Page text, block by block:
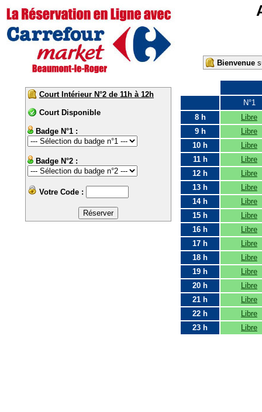
Bienvenue
Court Intérieur N°2 de 11h à 12h
Court Disponible
Badge N°1 :
Badge N°2 :
Votre Code :
N°1
8 h
Libre
9 h
Libre
10 h
Libre
11 h
Libre
12 h
Libre
13 h
Libre
14 h
Libre
15 h
Libre
16 h
Libre
17 h
Libre
18 h
Libre
19 h
Libre
20 h
Libre
21 h
Libre
22 h
Libre
23 h
Libre